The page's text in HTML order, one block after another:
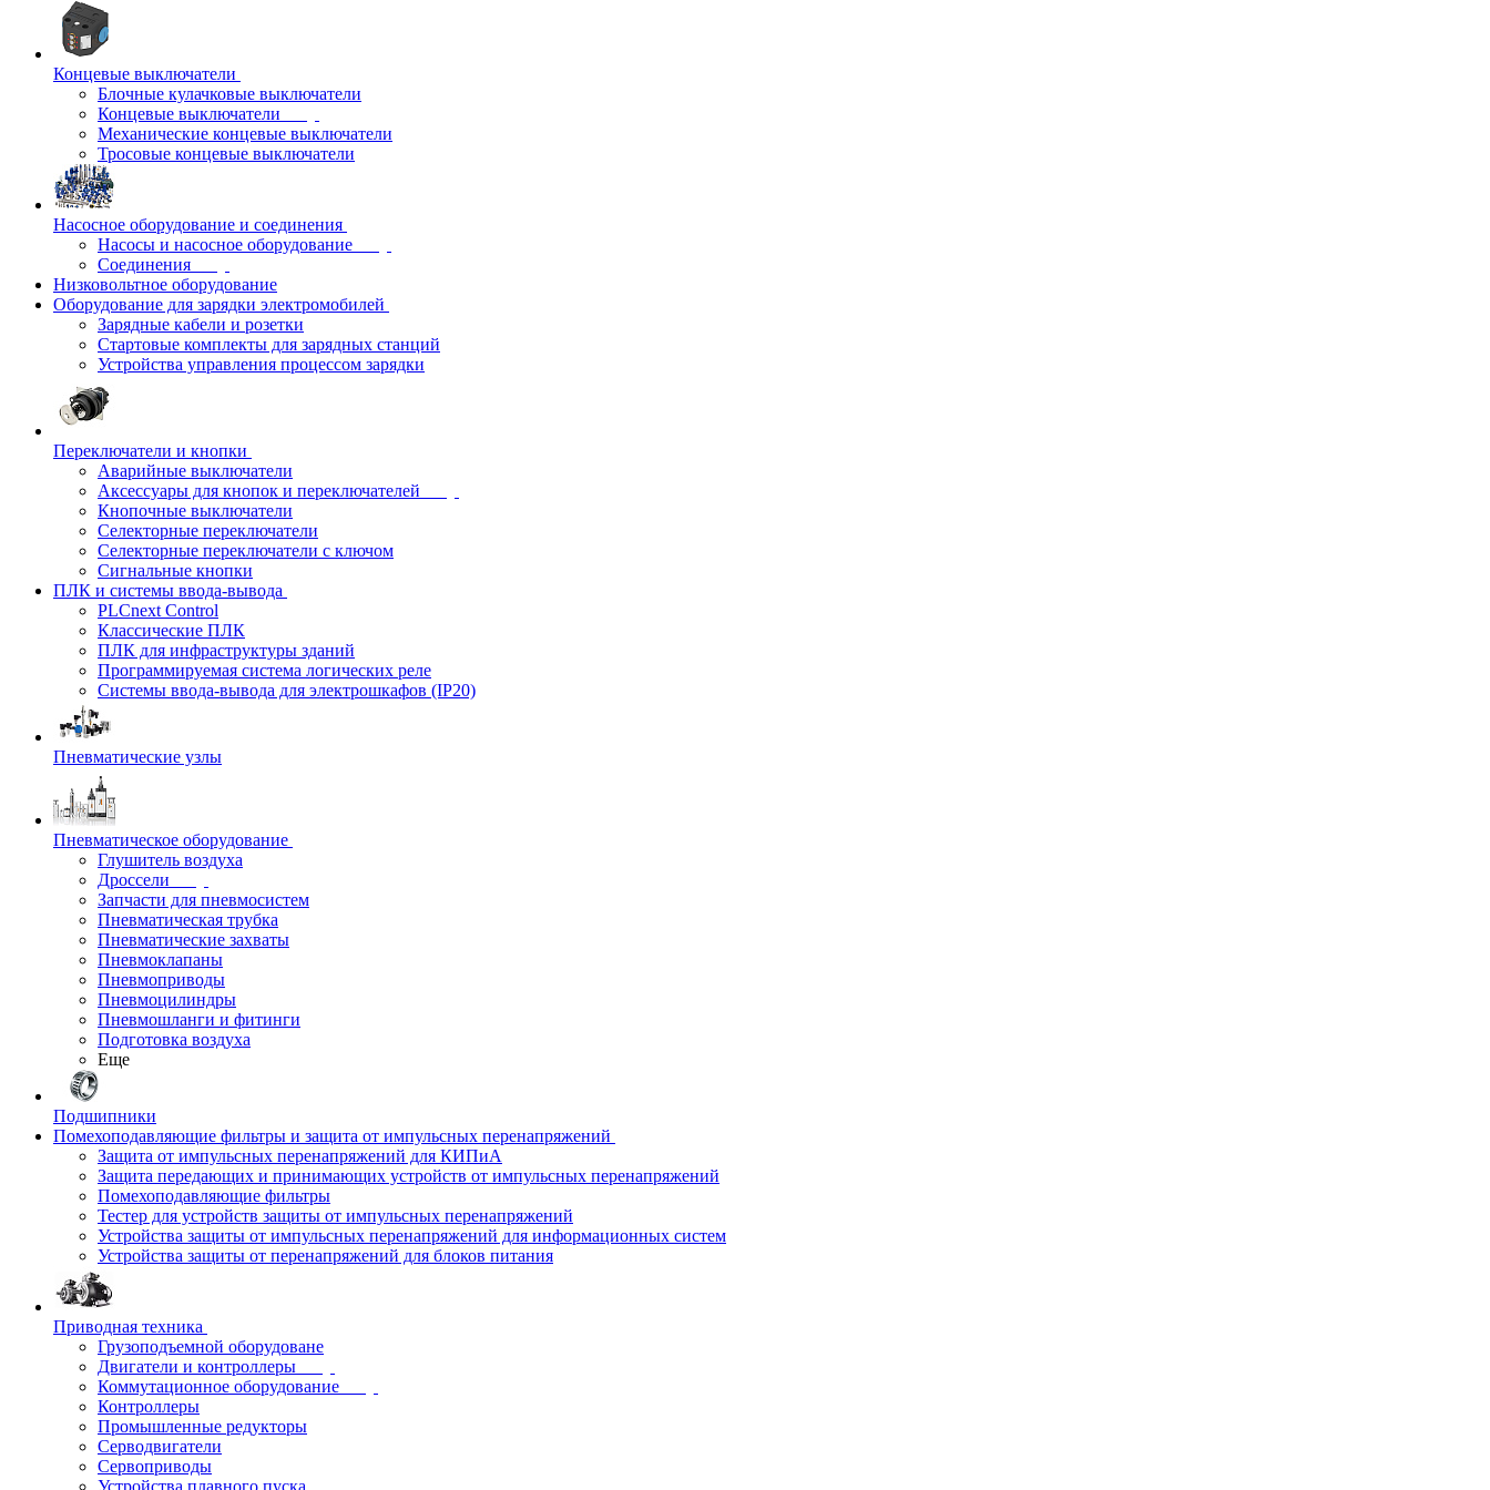
Концевые выключатели
Блочные кулачковые выключатели
Концевые выключатели
Механические концевые выключатели
Тросовые концевые выключатели
Насосное оборудование и соединения
Насосы и насосное оборудование
Соединения
Низковольтное оборудование
Оборудование для зарядки электромобилей
Зарядные кабели и розетки
Стартовые комплекты для зарядных станций
Устройства управления процессом зарядки
Переключатели и кнопки
Аварийные выключатели
Аксессуары для кнопок и переключателей
Кнопочные выключатели
Селекторные переключатели
Селекторные переключатели с ключом
Сигнальные кнопки
ПЛК и системы ввода-вывода
PLCnext Control
Классические ПЛК
ПЛК для инфраструктуры зданий
Программируемая система логических реле
Системы ввода-вывода для электрошкафов (IP20)
Пневматические узлы
Пневматическое оборудование
Глушитель воздуха
Дроссели
Запчасти для пневмосистем
Пневматическая трубка
Пневматические захваты
Пневмоклапаны
Пневмоприводы
Пневмоцилиндры
Пневмошланги и фитинги
Подготовка воздуха
Еще
Подшипники
Помехоподавляющие фильтры и защита от импульсных перенапряжений
Защита от импульсных перенапряжений для КИПиА
Защита передающих и принимающих устройств от импульсных перенапряжений
Помехоподавляющие фильтры
Тестер для устройств защиты от импульсных перенапряжений
Устройства защиты от импульсных перенапряжений для информационных систем
Устройства защиты от перенапряжений для блоков питания
Приводная техника
Грузоподъемной оборудоване
Двигатели и контроллеры
Коммутационное оборудование
Контроллеры
Промышленные редукторы
Серводвигатели
Сервоприводы
Устройства плавного пуска